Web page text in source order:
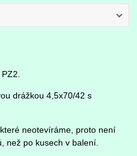
drážkou 4,5x70/42 s
neotevíráme, proto není
než po kusech v balení.